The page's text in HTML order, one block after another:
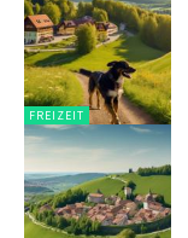
FREIZEIT